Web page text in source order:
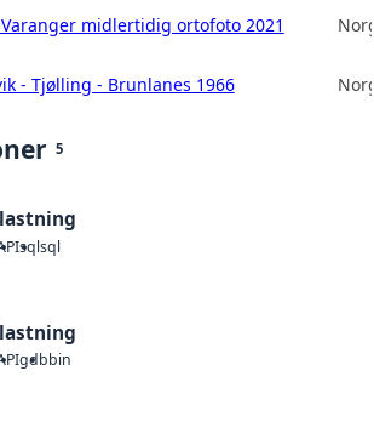
midlertidig ortofoto 2021
- Tjølling - Brunlanes 1966
5
sqlsql
gdbbin